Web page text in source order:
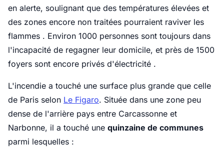
en alerte, soulignant que des températures élevées et
des zones encore non traitées pourraient raviver les
flammes . Environ 1000 personnes sont toujours dans
l'incapacité de regagner leur domicile, et près de 1500
foyers sont encore privés d'électricité .
L'incendie a touché une surface plus grande que celle
de Paris selon Le Figaro. Située dans une zone peu
dense de l'arrière pays entre Carcassonne et
Narbonne, il a touché une quinzaine de communes
parmi lesquelles :